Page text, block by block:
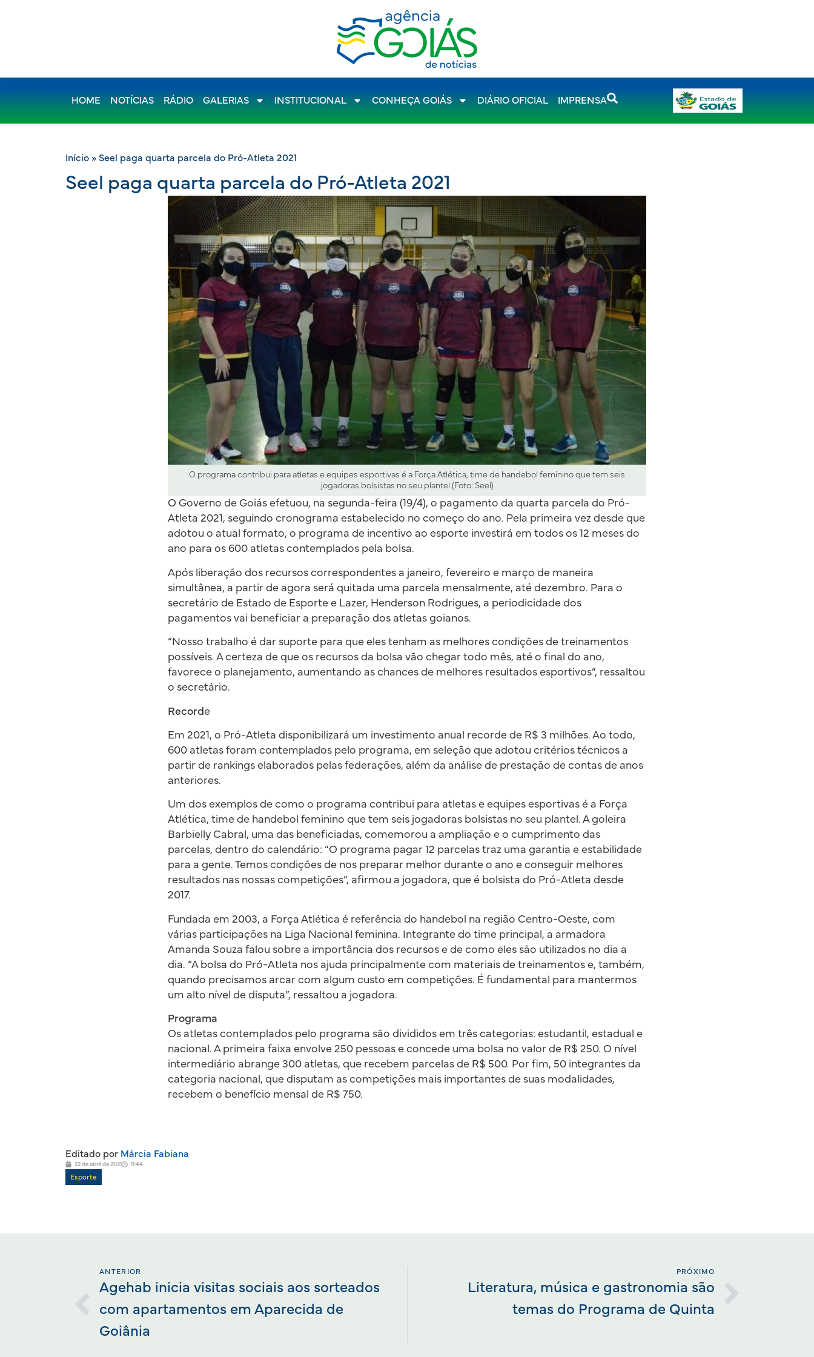
HOME NOTÍCIAS RÁDIO GALERIAS INSTITUCIONAL CONHEÇA GOIÁS DIÁRIO OFICIAL IMPRENSA
Início » Seel paga quarta parcela do Pró-Atleta 2021
Seel paga quarta parcela do Pró-Atleta 2021
O programa contribui para atletas e equipes esportivas é a Força Atlética, time de handebol feminino que tem seis
jogadoras bolsistas no seu plantel (Foto: Seel)
O Governo de Goiás efetuou, na segunda-feira (19/4), o pagamento da quarta parcela do Pró-
Atleta 2021, seguindo cronograma estabelecido no começo do ano. Pela primeira vez desde que
adotou o atual formato, o programa de incentivo ao esporte investirá em todos os 12 meses do
ano para os 600 atletas contemplados pela bolsa.
Após liberação dos recursos correspondentes a janeiro, fevereiro e março de maneira
simultânea, a partir de agora será quitada uma parcela mensalmente, até dezembro. Para o
secretário de Estado de Esporte e Lazer, Henderson Rodrigues, a periodicidade dos
pagamentos vai beneficiar a preparação dos atletas goianos.
“Nosso trabalho é dar suporte para que eles tenham as melhores condições de treinamentos
possíveis. A certeza de que os recursos da bolsa vão chegar todo mês, até o final do ano,
favorece o planejamento, aumentando as chances de melhores resultados esportivos”, ressaltou
o secretário.
Recorde
Em 2021, o Pró-Atleta disponibilizará um investimento anual recorde de R$ 3 milhões. Ao todo,
600 atletas foram contemplados pelo programa, em seleção que adotou critérios técnicos a
partir de rankings elaborados pelas federações, além da análise de prestação de contas de anos
anteriores.
Um dos exemplos de como o programa contribui para atletas e equipes esportivas é a Força
Atlética, time de handebol feminino que tem seis jogadoras bolsistas no seu plantel. A goleira
Barbielly Cabral, uma das beneficiadas, comemorou a ampliação e o cumprimento das
parcelas, dentro do calendário: “O programa pagar 12 parcelas traz uma garantia e estabilidade
para a gente. Temos condições de nos preparar melhor durante o ano e conseguir melhores
resultados nas nossas competições”, afirmou a jogadora, que é bolsista do Pró-Atleta desde
2017.
Fundada em 2003, a Força Atlética é referência do handebol na região Centro-Oeste, com
várias participações na Liga Nacional feminina. Integrante do time principal, a armadora
Amanda Souza falou sobre a importância dos recursos e de como eles são utilizados no dia a
dia. “A bolsa do Pró-Atleta nos ajuda principalmente com materiais de treinamentos e, também,
quando precisamos arcar com algum custo em competições. É fundamental para mantermos
um alto nível de disputa”, ressaltou a jogadora.
Programa
Os atletas contemplados pelo programa são divididos em três categorias: estudantil, estadual e
nacional. A primeira faixa envolve 250 pessoas e concede uma bolsa no valor de R$ 250. O nível
intermediário abrange 300 atletas, que recebem parcelas de R$ 500. Por fim, 50 integrantes da
categoria nacional, que disputam as competições mais importantes de suas modalidades,
recebem o benefício mensal de R$ 750.
Editado por Márcia Fabiana
22 de abril de 2021 11:44
Esporte
ANTERIOR
Agehab inicia visitas sociais aos sorteados
com apartamentos em Aparecida de
Goiânia
PRÓXIMO
Literatura, música e gastronomia são
temas do Programa de Quinta